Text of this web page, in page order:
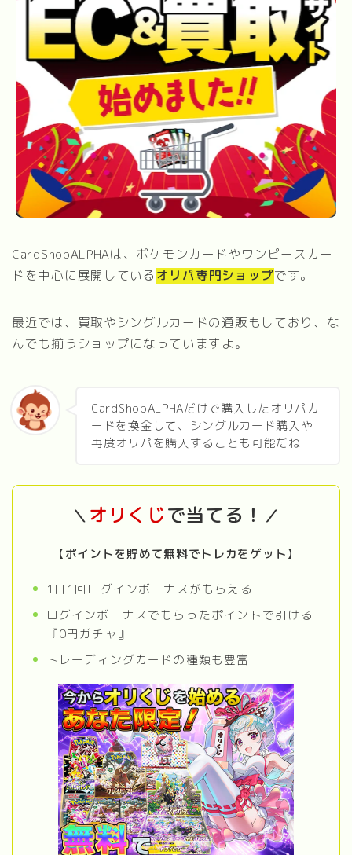
CardShopALPHAは、ポケモンカードやワンピースカー
ドを中心に展開している オリパ専門ショップです。
最近では、買取やシングルカードの通販もしており、な
んでも揃うショップになっていますよ。
CardShopALPHAだけで購入したオリパカ
ードを換金して、シングルカード購入や
再度オリパを購入することも可能だね
＼ オリくじで当てる！ ／
【ポイントを貯めて無料でトレカをゲット】
1日1回ログインボーナスがもらえる
ログインボーナスでもらったポイントで引ける
『0円ガチャ』
トレーディングカードの種類も豊富